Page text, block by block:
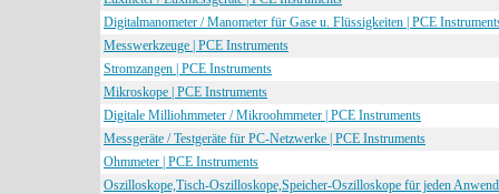
Digitalmanometer / Manometer für Gase u. Flüssigkeiten | PCE
Messwerkzeuge | PCE Instruments
Stromzangen | PCE Instruments
Mikroskope | PCE Instruments
Digitale Milliohmmeter / Mikroohmmeter | PCE Instruments
Messgeräte / Testgeräte für PC-Netzwerke | PCE Instruments
Ohmmeter | PCE Instruments
Oszilloskope,Tisch-Oszilloskope,Speicher-Oszilloskope für jeden